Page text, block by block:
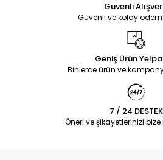
Güvenli
Güvenli ve kolay
Geniş Ürün
Binlerce ürün ve
7 / 24 DESTEK
Öneri ve şikayetlerinizi